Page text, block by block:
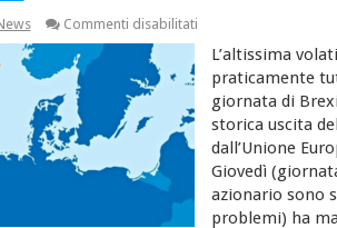
Commenti disabilitatisu
referendum
del
Regno
Unito
per
lasciare
l’Unione
Europea
L’altissima
praticamente
giornata di
storica uscita
dall’Unione
Giovedì
azionario sono
problemi) ha